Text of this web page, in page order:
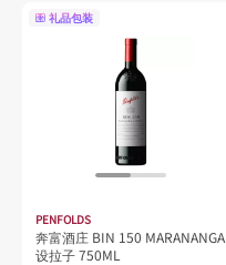
礼品包装
PENFOLDS
奔富酒庄 BIN 150 MARANANGA
设拉子 750ML